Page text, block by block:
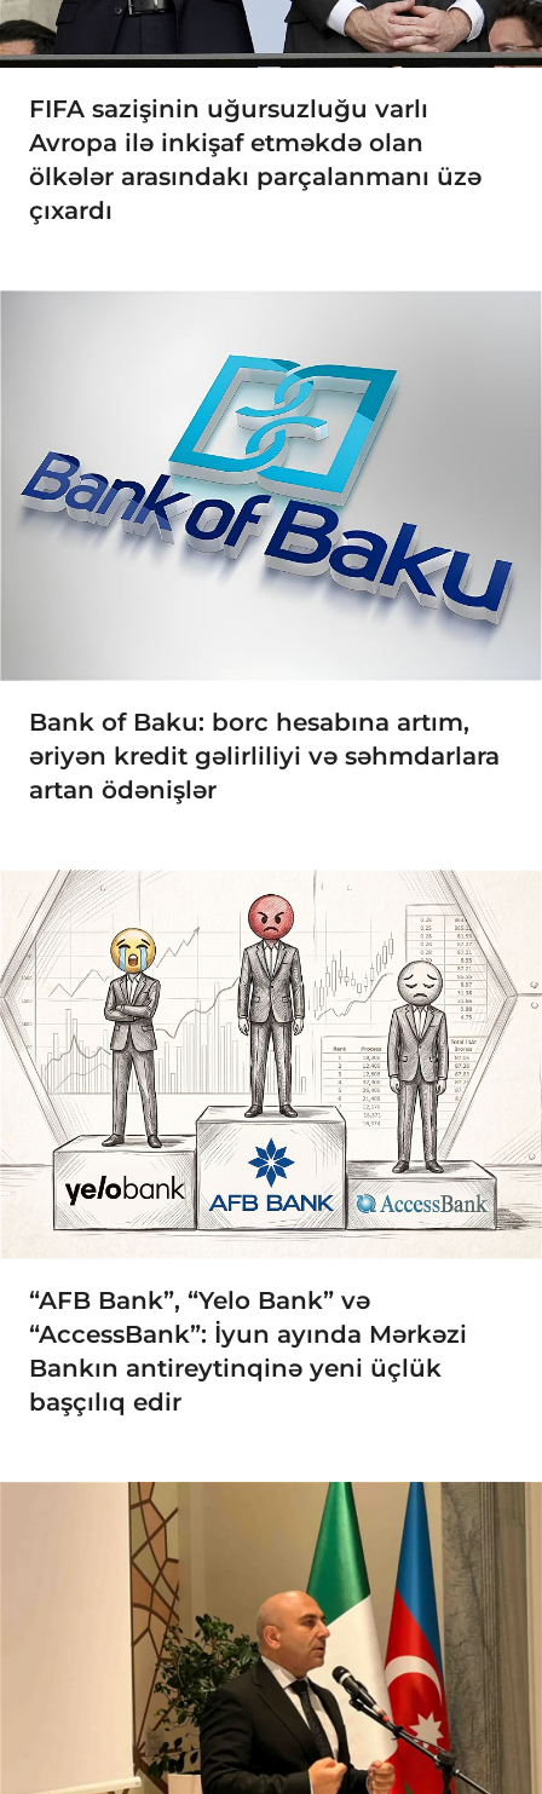
FIFA sazişinin uğursuzluğu varlı
Avropa ilə inkişaf etməkdə olan
ölkələr arasındakı parçalanmanı üzə
çıxardı
Bank of Baku: borc hesabına artım,
əriyən kredit gəlirliliyi və səhmdarlara
artan ödənişlər
“AFB Bank”, “Yelo Bank” və
“AccessBank”: İyun ayında Mərkəzi
Bankın antireytinqinə yeni üçlük
başçılıq edir